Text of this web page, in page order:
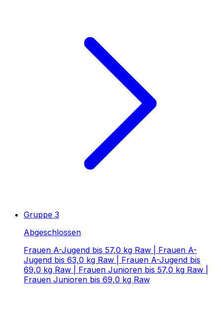
Gruppe 3
Abgeschlossen
Frauen A-Jugend bis 57,0 kg Raw | Frauen A-
Jugend bis 63,0 kg Raw | Frauen A-Jugend bis
69,0 kg Raw | Frauen Junioren bis 57,0 kg Raw |
Frauen Junioren bis 69,0 kg Raw